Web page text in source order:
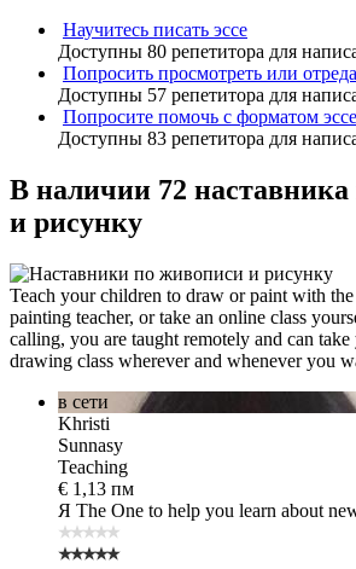
Научитесь писать эссе
Доступны 80 репетитора для
Попросить просмотреть или
Доступны 57 репетитора для
Попросите помочь с форматом
Доступны 83 репетитора для
В наличии 72
и рисунку
Teach your children to draw or paint with
painting teacher, or take an online class
calling, you are taught remotely and can
drawing class wherever and whenever you
в сети
Khristi
Sunnasy
Teaching
€ 1,13 пм
Я The One to help you learn about